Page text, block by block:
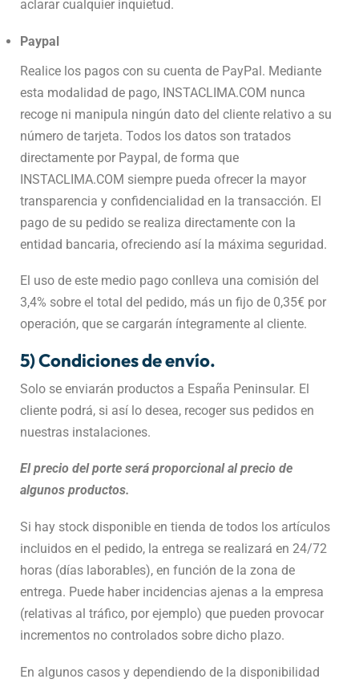
aclarar cualquier inquietud.
Paypal
Realice los pagos con su cuenta de PayPal. Mediante
esta modalidad de pago, INSTACLIMA.COM nunca
recoge ni manipula ningún dato del cliente relativo a su
número de tarjeta. Todos los datos son tratados
directamente por Paypal, de forma que
INSTACLIMA.COM siempre pueda ofrecer la mayor
transparencia y confidencialidad en la transacción. El
pago de su pedido se realiza directamente con la
entidad bancaria, ofreciendo así la máxima seguridad.
El uso de este medio pago conlleva una comisión del
3,4% sobre el total del pedido, más un fijo de 0,35€ por
operación, que se cargarán íntegramente al cliente.
5) Condiciones de envío.
Solo se enviarán productos a España Peninsular. El
cliente podrá, si así lo desea, recoger sus pedidos en
nuestras instalaciones.
El precio del porte será proporcional al precio de
algunos productos.
Si hay stock disponible en tienda de todos los artículos
incluidos en el pedido, la entrega se realizará en 24/72
horas (días laborables), en función de la zona de
entrega. Puede haber incidencias ajenas a la empresa
(relativas al tráfico, por ejemplo) que pueden provocar
incrementos no controlados sobre dicho plazo.
En algunos casos y dependiendo de la disponibilidad